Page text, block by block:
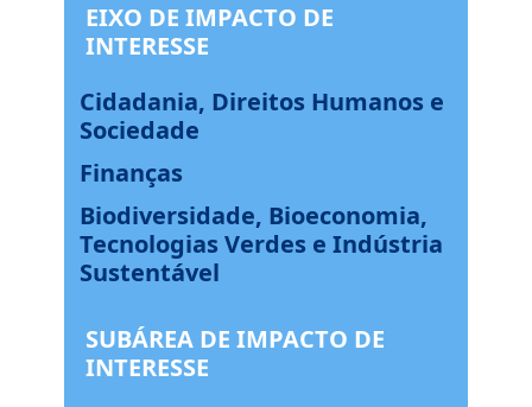
EIXO DE IMPACTO DE
INTERESSE
Cidadania, Direitos Humanos e
Sociedade
Finanças
Biodiversidade, Bioeconomia,
Tecnologias Verdes e Indústria
Sustentável
SUBÁREA DE IMPACTO DE
INTERESSE